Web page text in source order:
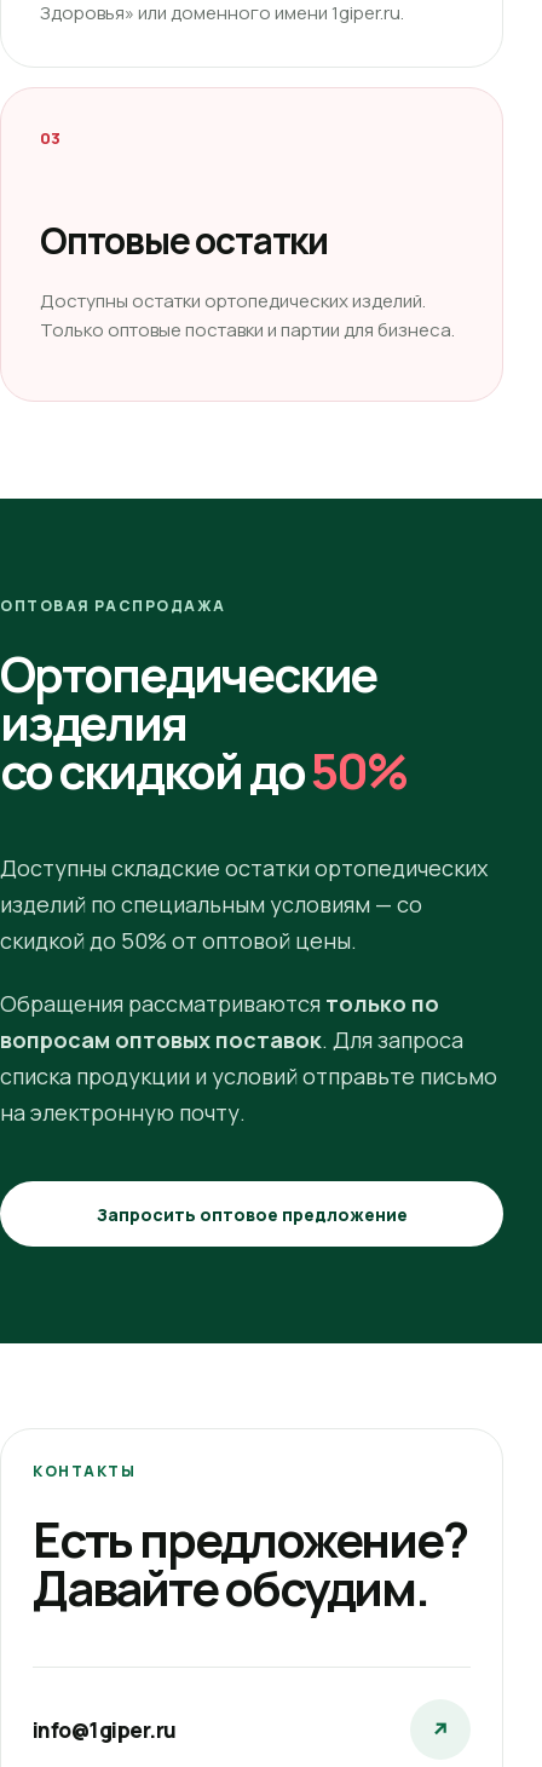
Здоровья» или доменного имени 1giper.ru.
03
Оптовые остатки
Доступны остатки ортопедических изделий.
Только оптовые поставки и партии для бизнеса.
ОПТОВАЯ РАСПРОДАЖА
Ортопедические
изделия
со скидкой до50%
Доступны складские остатки ортопедических
изделий по специальным условиям — со
скидкой до 50% от оптовой цены.
Обращения рассматриваются только по
вопросам оптовых поставок. Для запроса
списка продукции и условий отправьте письмо
на электронную почту.
Запросить оптовое предложение
КОНТАКТЫ
Есть предложение?
Давайте обсудим.
info@1giper.ru ↗